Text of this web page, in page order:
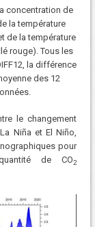
concentration de
la température
de la température
rouge). Tous les
la différence
des 12
le changement
Niña et El Niño,
pour
de CO2